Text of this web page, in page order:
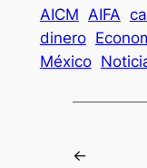
AICM AIFA
dinero
México
←